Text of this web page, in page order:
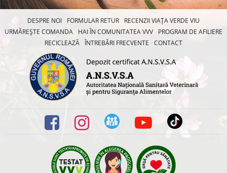
DESPRE NOI FORMULAR RETUR
RECENZII VIAȚA VERDE VIU
URMĂREȘTE COMANDA
HAI ÎN COMUNITATEA VVV
PROGRAM DE AFILIERE
RECICLEAZĂ ÎNTREBĂRI FRECVENTE CONTACT